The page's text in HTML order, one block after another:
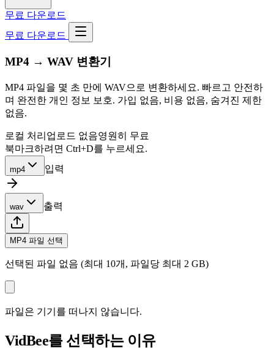
무료 다운로드
무료 다운로드
MP4 → WAV 변환기
MP4 파일을 몇 초 만에 WAV으로 변환하세요. 빠르고 안전하
며 완전한 개인 정보 보호. 가입 없음, 비용 없음, 숨겨진 제한
없음.
로컬 처리 업로드 없음영원히 무료
북마크하려면 Ctrl+D를 누르세요.
mp4 입력
wav 출력
MP4 파일 선택
선택된 파일 없음 (최대 10개, 파일당 최대 2 GB)
파일은 기기를 떠나지 않습니다.
VidBee를 선택하는 이유